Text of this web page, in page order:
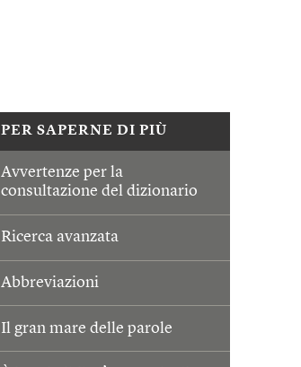
PER SAPERNE DI PIÙ
Avvertenze per la
consultazione del dizionario
Ricerca avanzata
Abbreviazioni
Il gran mare delle parole